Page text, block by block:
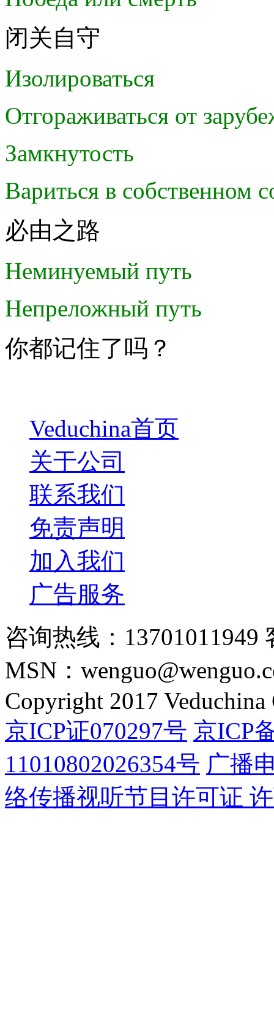
闭关自守
Изолироваться
Отгораживаться от
Замкнутость
Вариться в собственном
必由之路
Неминуемый путь
Непреложный путь
你都记住了吗？
Veduchina首页
关于公司
联系我们
免责声明
加入我们
广告服务
咨询热线：13701011949
MSN：
Copyright 2017
京ICP证070297号 京ICP
11010802026354号 广播
络传播视听节目许可证